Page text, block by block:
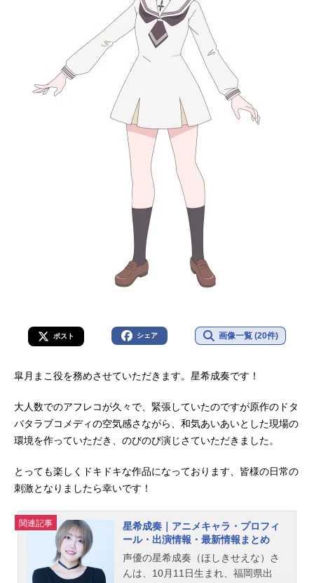
ポスト シェア 画像一覧 (20件)
皐月まこ役を務めさせていただきます。星希成奏です！
大人数でのアフレコが久々で、緊張していたのですが原作のドタ
バタラブコメディの空気感さながら、和気あいあいとした現場の
環境を作っていただき、のびのび演じさていただきました。
とっても楽しくドキドキな作品になっております、皆様の日常の
刺激となりましたら幸いです！
関連記事
星希成奏｜アニメキャラ・プロフィ
ール・出演情報・最新情報まとめ
声優の星希成奏（ほしきせえな）さ
んは、10月11日生まれ、福岡県出